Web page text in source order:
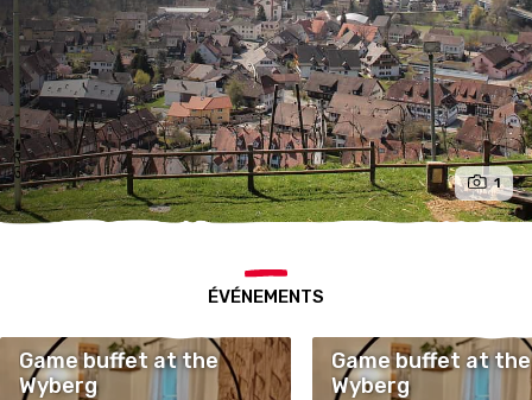
1
ÉVÉNEMENTS
Game buffet at the
Wyberg
Game buffet at the
Wyberg